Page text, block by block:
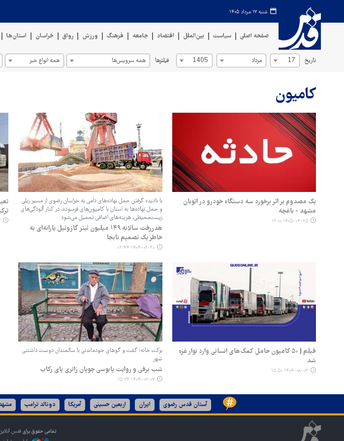
شنبه ۱۷ مرداد ۱۴۰۵
صفحه اصلی سیاست بین‌الملل اقتصاد جامعه فرهنگ ورزش رواق خراسان استان‌ها
تاریخ 17 مرداد 1405 فیلترها همه سرویس‌ها همه انواع خبر
کامیون
یک مصدوم بر اثر برخورد سه دستگاه خودرو در اتوبان
مشهد - باغچه
۱۴۰۵-۰۳-۲۵ ۱۲:۰۰
با نادیده گرفتن حمل نهاده‌های دامی به خراسان رضوی از مسیر ریلی
و حمل نهاده‌ها به استان با کامیون‌های فرسوده، در کنار آلودگی‌های
زیست‌محیطی، هزینه‌های اضافی تحمیل می‌شود
هدررفت سالانه ۱۴۹ میلیون لیتر گازوئیل یارانه‌ای به
خاطر یک تصمیم نابجا
۱۴۰۴-۰۹-۳۰ ۰۳:۴۴
فیلم | ۵۰ کامیون حامل کمک‌های انسانی وارد نوار غزه
شد
۱۴۰۴-۰۸-۰۳ ۱۵:۵۰
برکت خانه؛ گفت و گوهای خودماندنی با سالمندان دوست داشتنی
شهر
شب برفی و روایت پابوسی چوپان زائری پای رکاب
۱۴۰۴-۰۶-۰۷ ۱۵:۲۳
آستان قدس رضوی ایران اربعین حسینی آمریکا دونالد ترامپ
تمامی حقوق برای قدس